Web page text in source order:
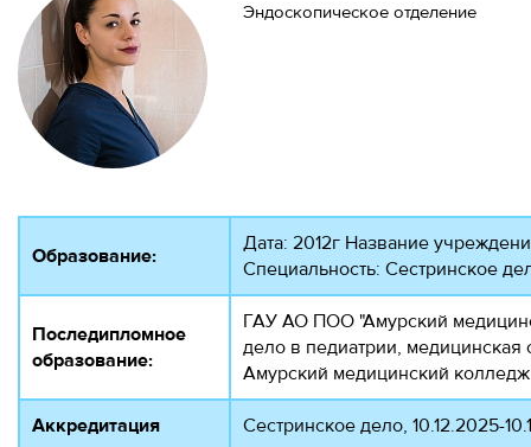
Эндоскопическое отделение
Образование:
Дата: 2012г Название
Специальность: Сестринское
Последипломное
образование:
ГАУ АО ПОО "Амурский
дело в педиатрии, медицинская
Амурский медицинский
Аккредитация Сестринское дело, 10.12.2025-